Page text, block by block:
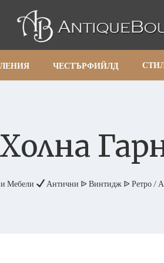
ЧЕСТЪРФИЙЛД
Мебели Антични ᐉ Винтидж ᐉ Ретро/